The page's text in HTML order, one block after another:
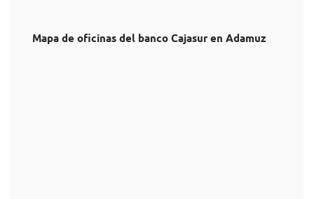
Mapa de oficinas del banco Cajasur en Adamuz